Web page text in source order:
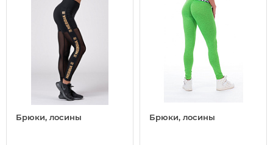
Брюки, лосины Брюки, лосины